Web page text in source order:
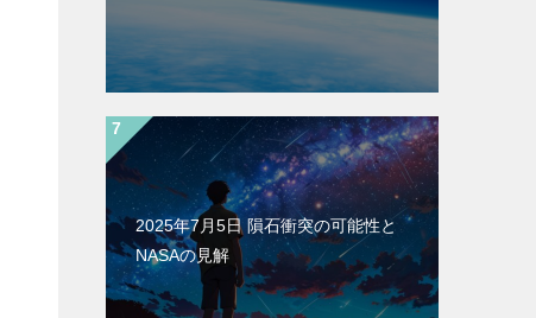
2025年7月5日 隕石衝突の可能性と
NASAの見解